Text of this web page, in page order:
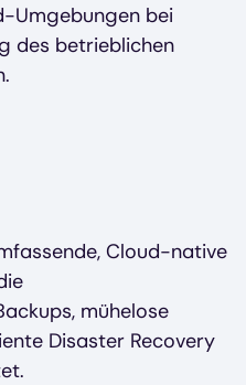
Umgebungen bei
des betrieblichen
Cloud-native
mühelose
Disaster Recovery